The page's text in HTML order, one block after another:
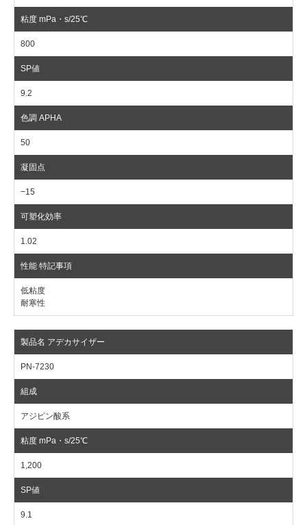
800
9.2
50
−15
1.02
低粘度
耐寒性
PN-7230
アジピン酸系
1,200
9.1